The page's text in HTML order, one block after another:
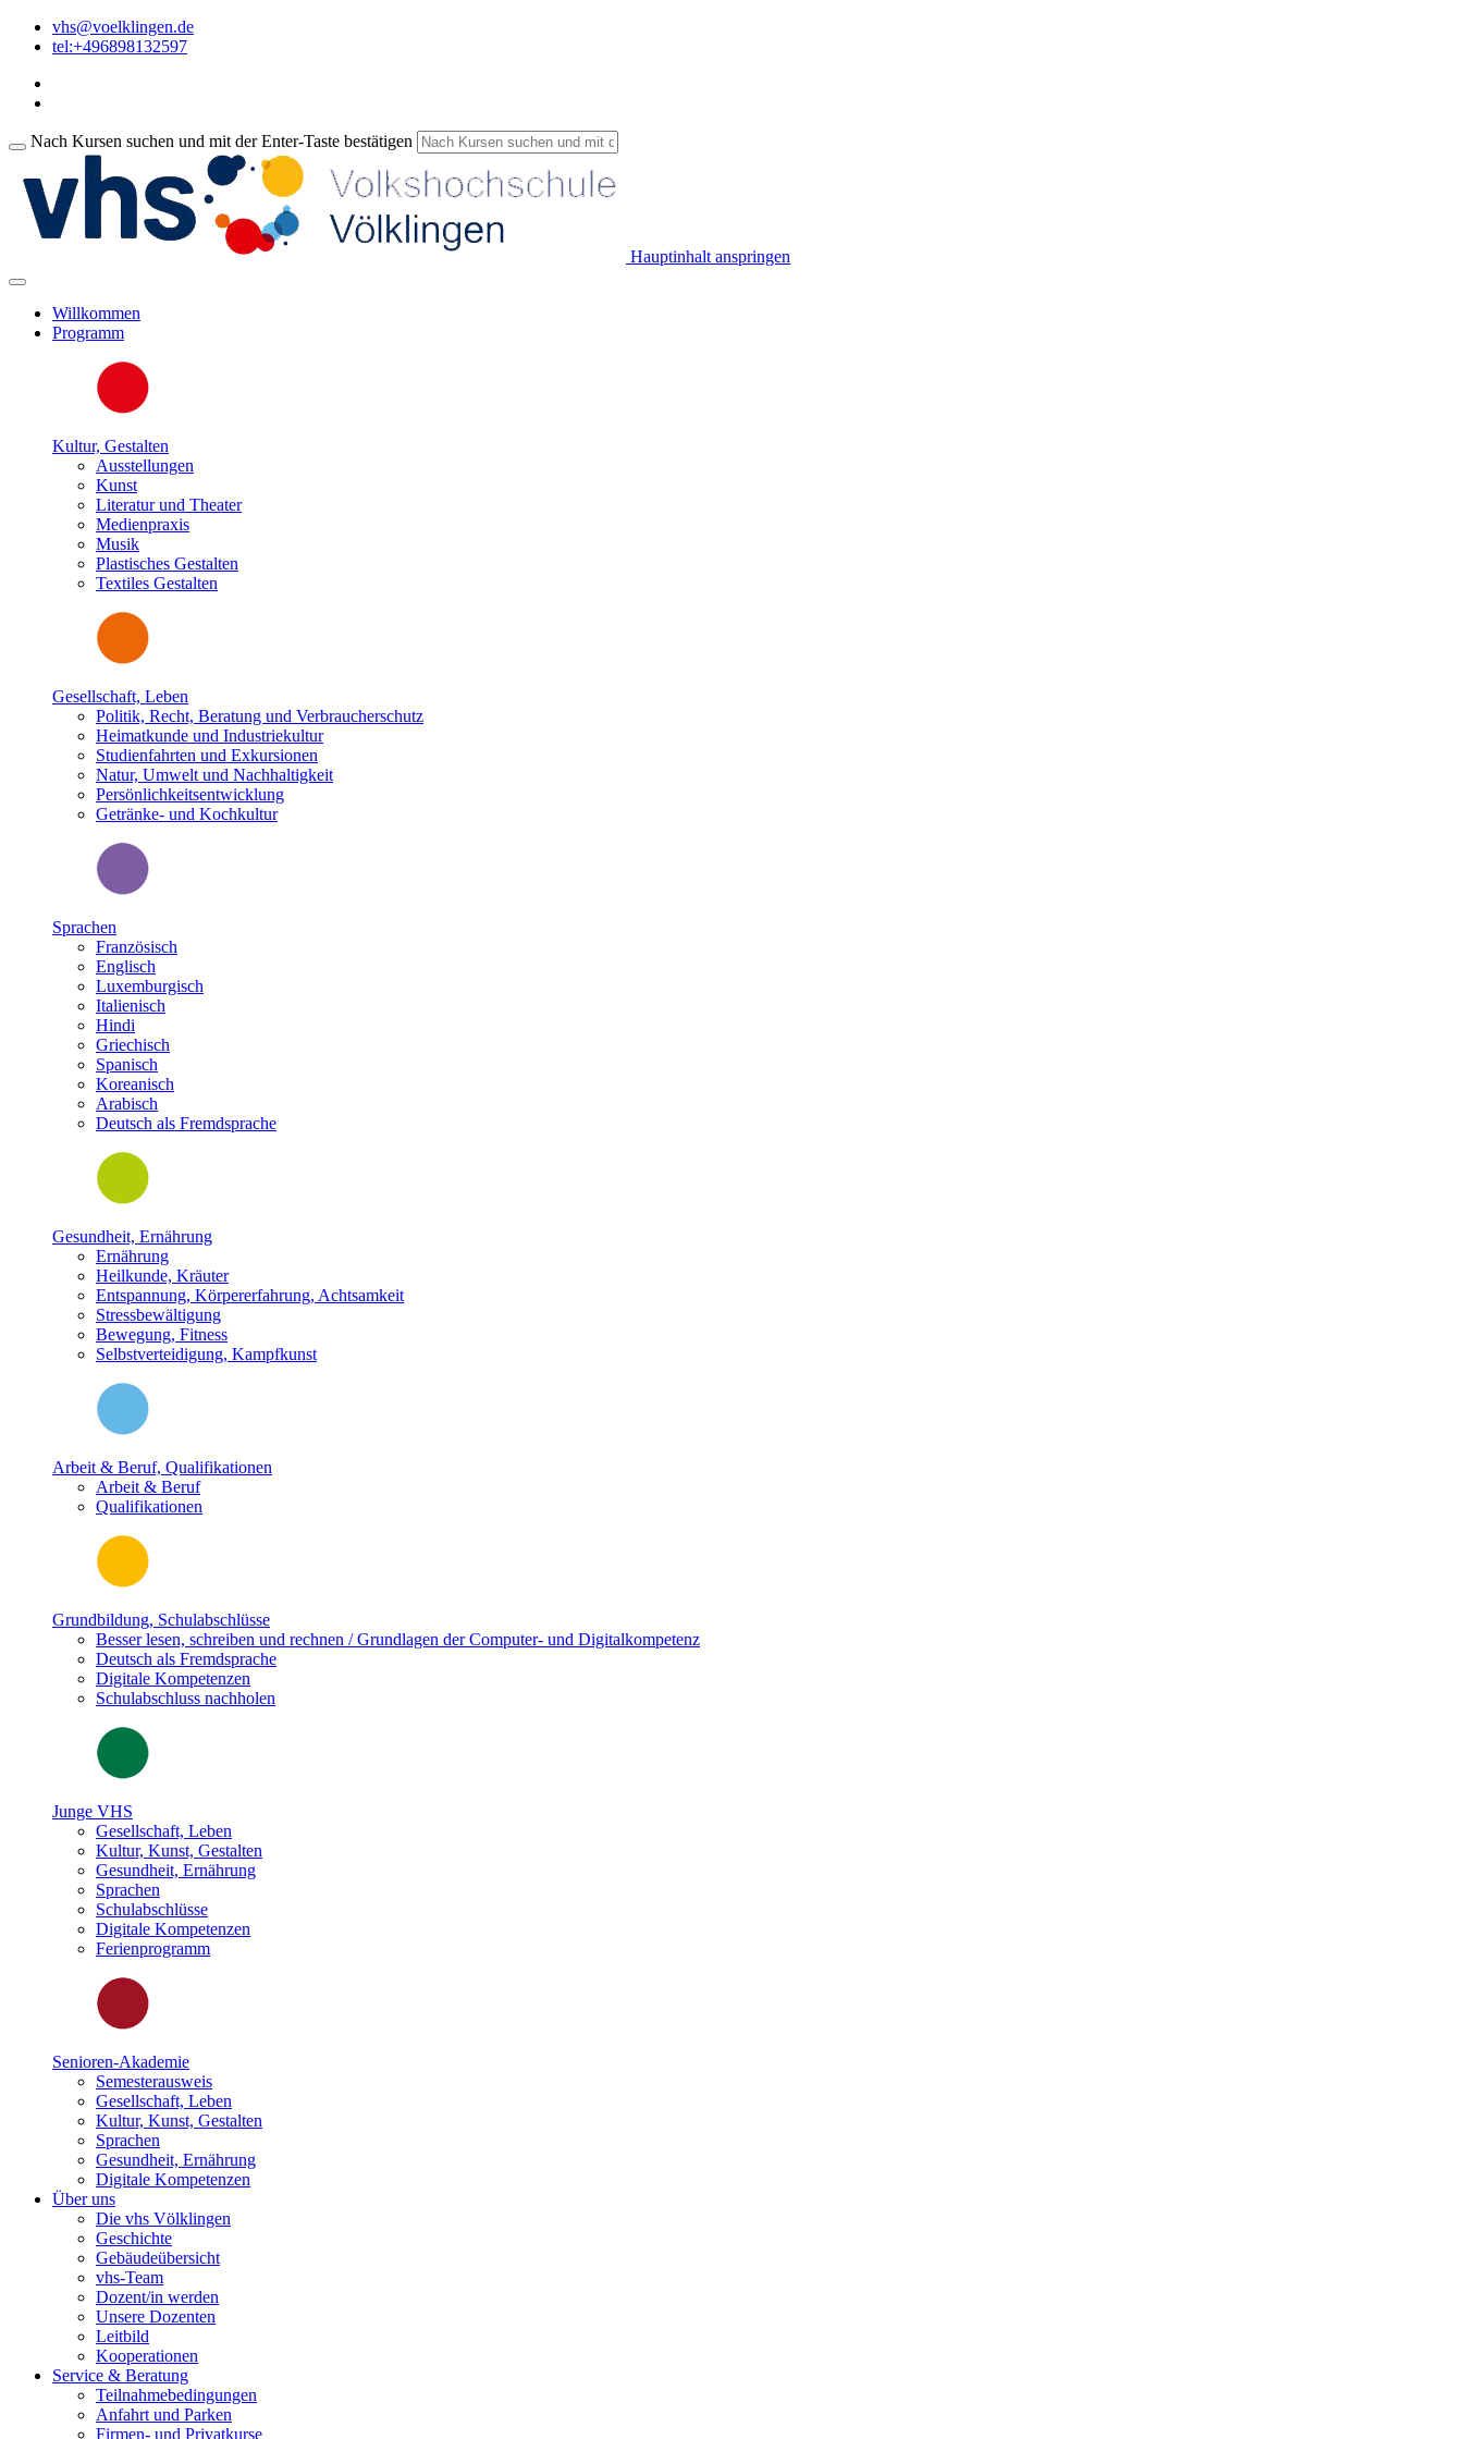
vhs@voelklingen.de
tel:+496898132597
Nach Kursen suchen und mit der Enter-Taste bestätigen
Hauptinhalt anspringen
Willkommen
Programm
Kultur, Gestalten
Ausstellungen
Kunst
Literatur und Theater
Medienpraxis
Musik
Plastisches Gestalten
Textiles Gestalten
Gesellschaft, Leben
Politik, Recht, Beratung und Verbraucherschutz
Heimatkunde und Industriekultur
Studienfahrten und Exkursionen
Natur, Umwelt und Nachhaltigkeit
Persönlichkeitsentwicklung
Getränke- und Kochkultur
Sprachen
Französisch
Englisch
Luxemburgisch
Italienisch
Hindi
Griechisch
Spanisch
Koreanisch
Arabisch
Deutsch als Fremdsprache
Gesundheit, Ernährung
Ernährung
Heilkunde, Kräuter
Entspannung, Körpererfahrung, Achtsamkeit
Stressbewältigung
Bewegung, Fitness
Selbstverteidigung, Kampfkunst
Arbeit & Beruf, Qualifikationen
Arbeit & Beruf
Qualifikationen
Grundbildung, Schulabschlüsse
Besser lesen, schreiben und rechnen / Grundlagen der Computer- und Digitalkompetenz
Deutsch als Fremdsprache
Digitale Kompetenzen
Schulabschluss nachholen
Junge VHS
Gesellschaft, Leben
Kultur, Kunst, Gestalten
Gesundheit, Ernährung
Sprachen
Schulabschlüsse
Digitale Kompetenzen
Ferienprogramm
Senioren-Akademie
Semesterausweis
Gesellschaft, Leben
Kultur, Kunst, Gestalten
Sprachen
Gesundheit, Ernährung
Digitale Kompetenzen
Über uns
Die vhs Völklingen
Geschichte
Gebäudeübersicht
vhs-Team
Dozent/in werden
Unsere Dozenten
Leitbild
Kooperationen
Service & Beratung
Teilnahmebedingungen
Anfahrt und Parken
Firmen- und Privatkurse